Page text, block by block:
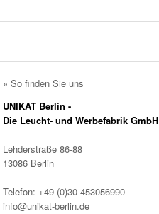
» So finden Sie uns
UNIKAT Berlin -
Die Leucht- und Werbefabrik GmbH
Lehderstraße 86-88
13086 Berlin
Telefon: +49 (0)30 453056990
info@unikat-berlin.de